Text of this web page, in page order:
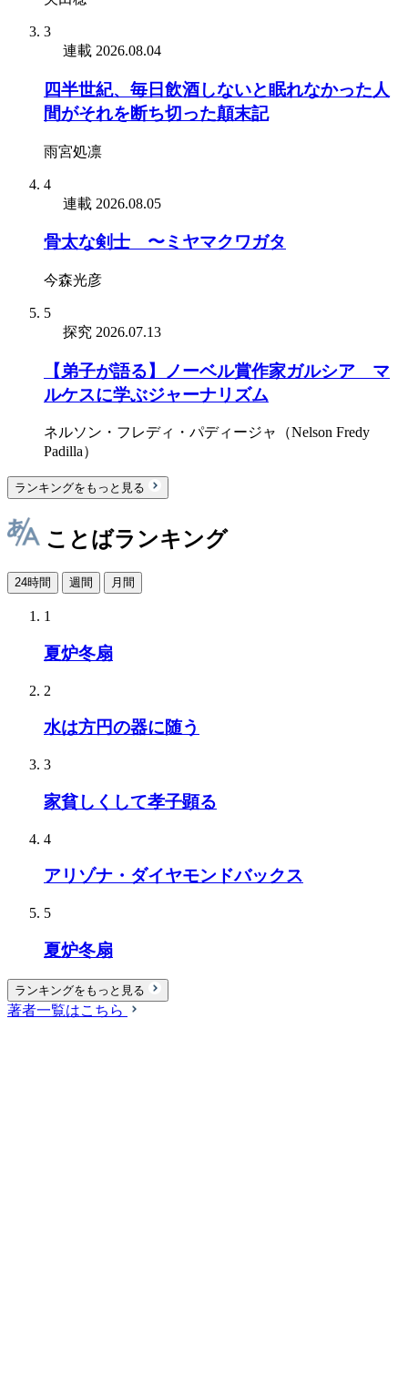
3
連載 2026.08.04
四半世紀、毎日飲酒しないと眠れなかった人
間がそれを断ち切った顛末記
雨宮処凛
4
連載 2026.08.05
骨太な剣士 〜ミヤマクワガタ
今森光彦
5
探究 2026.07.13
【弟子が語る】ノーベル賞作家ガルシア゠マ
ルケスに学ぶジャーナリズム
ネルソン・フレディ・パディージャ（Nelson Fredy
Padilla）
ランキングをもっと見る
ことばランキング
24時間 週間 月間
1
夏炉冬扇
2
水は方円の器に随う
3
家貧しくして孝子顕る
4
アリゾナ・ダイヤモンドバックス
5
夏炉冬扇
ランキングをもっと見る
著者一覧はこちら